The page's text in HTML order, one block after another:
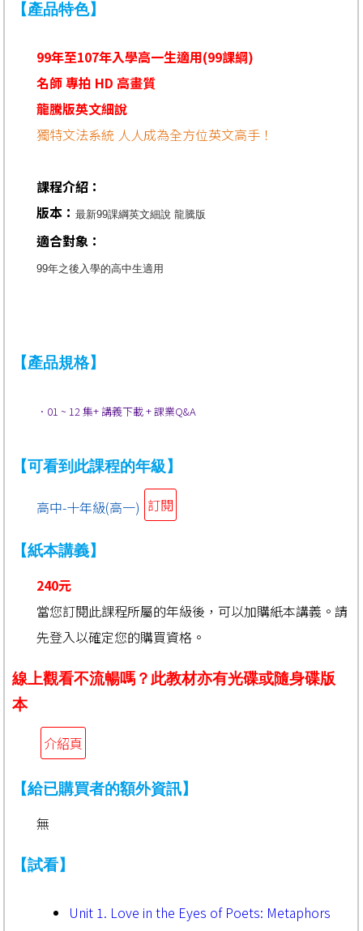
【產品特色】
99年至107年入學高一生適用(99課綱)
名師 專拍 HD 高畫質
龍騰版英文細說
獨特文法系統 人人成為全方位英文高手！
課程介紹：
版本：最新99課綱英文細說 龍騰版
適合對象：
99年之後入學的高中生適用
【產品規格】
．01 ~ 12 集+ 講義下載 + 課業Q&A
【可看到此課程的年級】
高中-十年級(高一) 訂閱
【紙本講義】
240元
當您訂閱此課程所屬的年級後，可以加購紙本講義。請
先登入以確定您的購買資格。
線上觀看不流暢嗎？此教材亦有光碟或隨身碟版
本
介紹頁
【給已購買者的額外資訊】
無
【試看】
Unit 1. Love in the Eyes of Poets: Metaphors